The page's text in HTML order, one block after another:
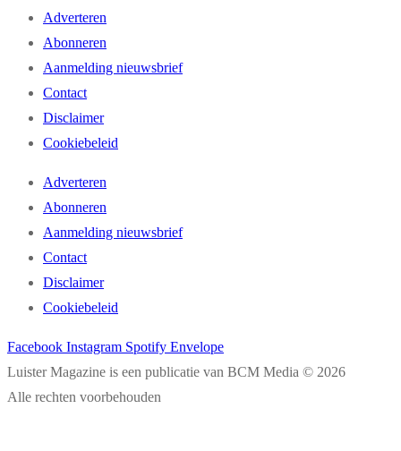
Adverteren
Abonneren
Aanmelding nieuwsbrief
Contact
Disclaimer
Cookiebeleid
Adverteren
Abonneren
Aanmelding nieuwsbrief
Contact
Disclaimer
Cookiebeleid
Facebook Instagram Spotify Envelope
Luister Magazine is een publicatie van BCM Media © 2026
Alle rechten voorbehouden